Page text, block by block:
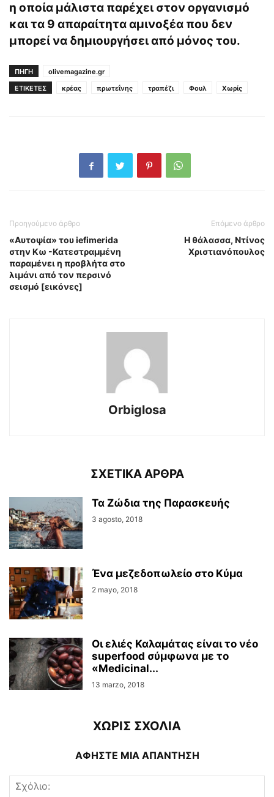
η οποία μάλιστα παρέχει στον οργανισμό
και τα 9 απαραίτητα αμινοξέα που δεν
μπορεί να δημιουργήσει από μόνος του.
ΠΗΓΗ
olivemagazine.gr
ΕΤΙΚΕΤΕΣ
κρέας πρωτεΐνης τραπέζι Φουλ Χωρίς
Προηγούμενο άρθρο
«Αυτοψία» του iefimerida
στην Κω -Κατεστραμμένη
παραμένει η προβλήτα στο
λιμάνι από τον περσινό
σεισμό [εικόνες]
Επόμενο άρθρο
Η θάλασσα, Ντίνος
Χριστιανόπουλος
Orbiglosa
ΣΧΕΤΙΚΑ ΑΡΘΡΑ
Τα Ζώδια της Παρασκευής
3 agosto, 2018
Ένα μεζεδοπωλείο στο Κύμα
2 mayo, 2018
Οι ελιές Καλαμάτας είναι το νέο
superfood σύμφωνα με το
«Medicinal...
13 marzo, 2018
ΧΩΡΙΣ ΣΧΟΛΙΑ
ΑΦΗΣΤΕ ΜΙΑ ΑΠΑΝΤΗΣΗ